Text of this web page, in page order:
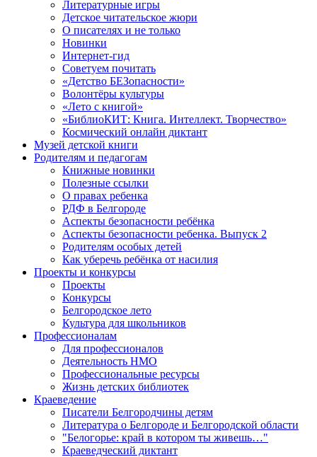
Литературные игры
Детское читательское жюри
О писателях и не только
Новинки
Интернет-гид
Советуем почитать
«Детство БЕЗопасности»
Волонтёры культуры
«Лето с книгой»
«БиблиоКИТ: Книга. Интеллект. Творчество»
Космический онлайн диктант
Музей детской книги
Родителям и педагогам
Книжные новинки
Полезные ссылки
О правах ребенка
РДФ в Белгороде
Аспекты безопасности ребёнка
Аспекты безопасности ребенка. Выпуск 2
Родителям особых детей
Как уберечь ребёнка от насилия
Проекты и конкурсы
Проекты
Конкурсы
Белгородское лето
Культура для школьников
Профессионалам
Для профессионалов
Деятельность НМО
Профессиональные ресурсы
Жизнь детских библиотек
Краеведение
Писатели Белгородчины детям
Литература о Белгороде и Белгородской области
"Белогорье: край в котором ты живешь…"
Краеведческий диктант